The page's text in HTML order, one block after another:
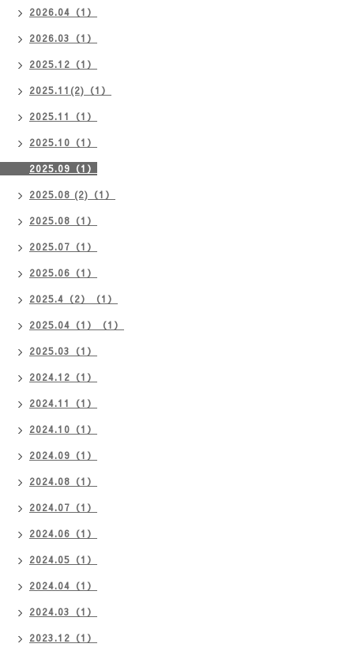
2026.04（1）
2026.03（1）
2025.12（1）
2025.11(2)（1）
2025.11（1）
2025.10（1）
2025.09（1）
2025.08 (2)（1）
2025.08（1）
2025.07（1）
2025.06（1）
2025.4（2）（1）
2025.04（1）（1）
2025.03（1）
2024.12（1）
2024.11（1）
2024.10（1）
2024.09（1）
2024.08（1）
2024.07（1）
2024.06（1）
2024.05（1）
2024.04（1）
2024.03（1）
2023.12（1）